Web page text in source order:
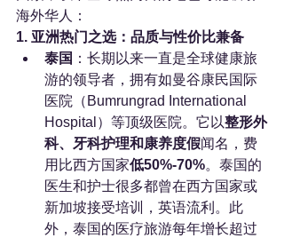
海外华人：
1. 亚洲热门之选：品质与性价比兼备
泰国 ：长期以来一直是全球健康旅
游的领导者，拥有如曼谷康民国际
医院（Bumrungrad International
Hospital）等顶级医院。它以整形外
科、牙科护理和康养度假闻名，费
用比西方国家低50%-70%。泰国的
医生和护士很多都曾在西方国家或
新加坡接受培训，英语流利。此
外，泰国的医疗旅游每年增长超过